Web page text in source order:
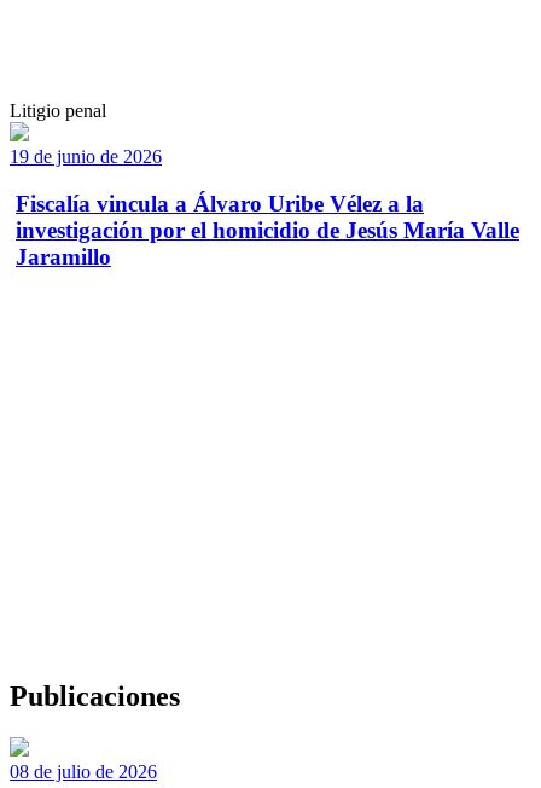
Litigio penal
19 de junio de 2026
Fiscalía vincula a Álvaro Uribe Vélez a la
investigación por el homicidio de Jesús María Valle
Jaramillo
Publicaciones
08 de julio de 2026